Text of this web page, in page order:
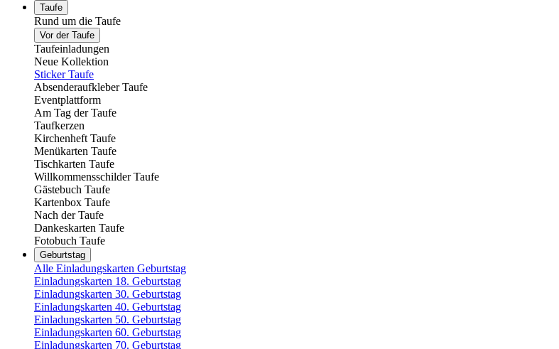
Taufe
Rund um die Taufe
Vor der Taufe
Taufeinladungen
Neue Kollektion
Sticker Taufe
Absenderaufkleber Taufe
Eventplattform
Am Tag der Taufe
Taufkerzen
Kirchenheft Taufe
Menükarten Taufe
Tischkarten Taufe
Willkommensschilder Taufe
Gästebuch Taufe
Kartenbox Taufe
Nach der Taufe
Dankeskarten Taufe
Fotobuch Taufe
Geburtstag
Alle Einladungskarten Geburtstag
Einladungskarten 18. Geburtstag
Einladungskarten 30. Geburtstag
Einladungskarten 40. Geburtstag
Einladungskarten 50. Geburtstag
Einladungskarten 60. Geburtstag
Einladungskarten 70. Geburtstag